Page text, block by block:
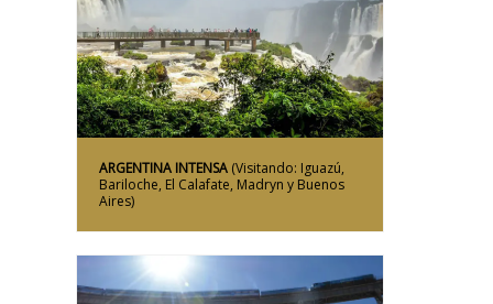
Más Información
ARGENTINA INTENSA (Visitando: Iguazú,
Bariloche, El Calafate, Madryn y Buenos
Aires)